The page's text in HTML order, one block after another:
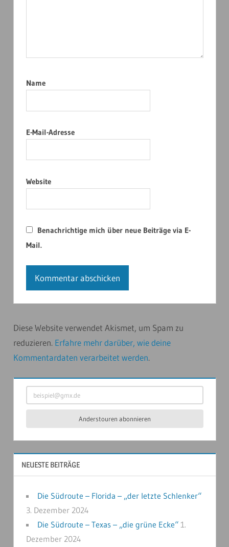
Name
E-Mail-Adresse
Website
Benachrichtige mich über neue Beiträge via E-
Mail.
Diese Website verwendet Akismet, um Spam zu
reduzieren. Erfahre mehr darüber, wie deine
Kommentardaten verarbeitet werden.
beispiel@gmx.de
Anderstouren abonnieren
NEUESTE BEITRÄGE
Die Südroute – Florida – „der letzte Schlenker“
3. Dezember 2024
Die Südroute – Texas – „die grüne Ecke“ 1.
Dezember 2024